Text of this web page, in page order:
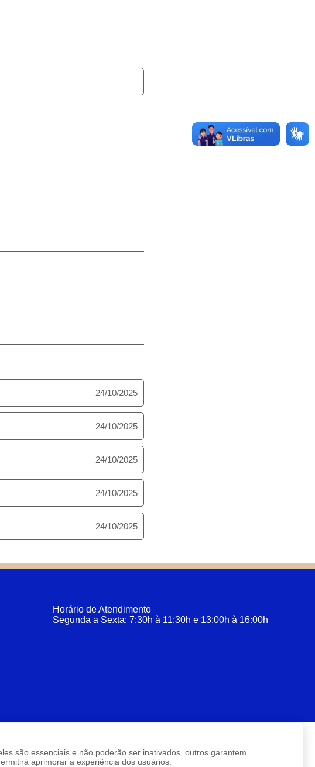
24/10/2025
24/10/2025
24/10/2025
24/10/2025
24/10/2025
Horário de Atendimento
Segunda a Sexta: 7:30h à 11:30h e 13:00h à 16:00h
são essenciais e não poderão ser inativados, outros garantem
aprimorar a experiência dos usuários.